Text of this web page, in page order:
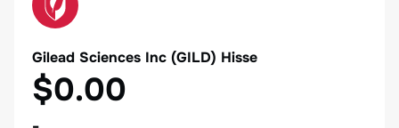
Gilead Sciences Inc (GILD) Hisse
$0.00